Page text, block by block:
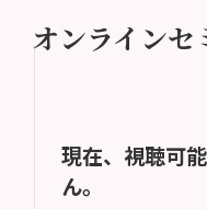
オンラインセ
現在、視聴可
ん。